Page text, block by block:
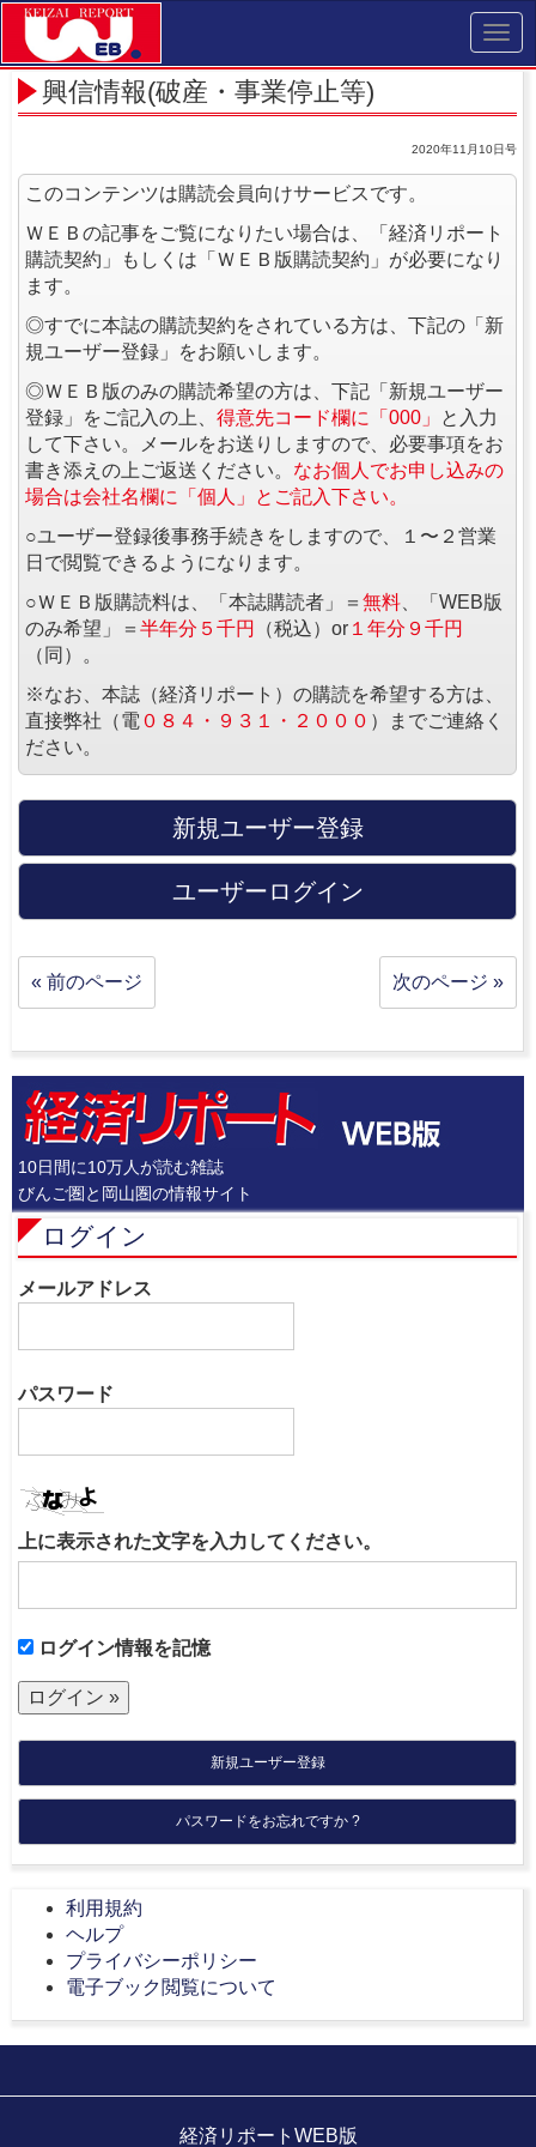
興信情報(破産・事業停止等)
2020年11月10日号
このコンテンツは購読会員向けサービスです。
ＷＥＢの記事をご覧になりたい場合は、「経済リポート
購読契約」もしくは「ＷＥＢ版購読契約」が必要になり
ます。
◎すでに本誌の購読契約をされている方は、下記の「新
規ユーザー登録」をお願いします。
◎ＷＥＢ版のみの購読希望の方は、下記「新規ユーザー
登録」をご記入の上、 得意先コード欄に「000」
と入力
して下さい。メールをお送りしますので、必要事項をお
書き添えの上ご返送ください。 なお個人でお申し込みの
場合は会社名欄に「個人」とご記入下さい。
○ユーザー登録後事務手続きをしますので、１〜２営業
日で閲覧できるようになります。
○ＷＥＢ版購読料は、「本誌購読者」＝ 無料 、「WEB版
のみ希望」＝ 半年分５千円 （税込）or １年分９千円
（同）。
※なお、本誌（経済リポート）の購読を希望する方は、
直接弊社（電 ０８４・９３１・２０００ ）までご連絡く
ださい。
新規ユーザー登録
ユーザーログイン
« 前のページ 次のページ »
10日間に10万人が読む雑誌
びんご圏と岡山圏の情報サイト
ログイン
メールアドレス
パスワード
上に表示された文字を入力してください。
ログイン情報を記憶
新規ユーザー登録
パスワードをお忘れですか ?
利用規約
ヘルプ
プライバシーポリシー
電子ブック閲覧について
経済リポートWEB版